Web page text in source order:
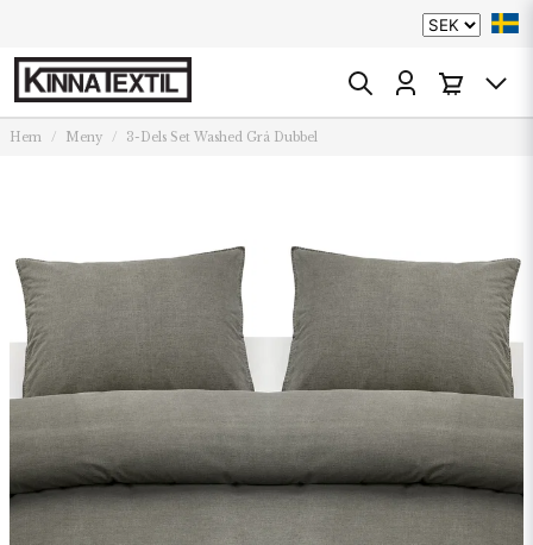
Hem Meny 3-Dels Set Washed Grå Dubbel